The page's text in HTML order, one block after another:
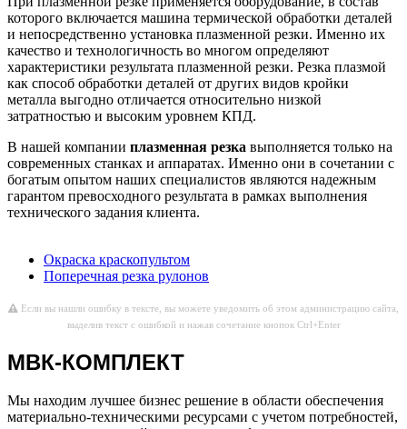
которого включается машина термической обработки деталей
и непосредственно установка плазменной резки. Именно их
качество и технологичность во многом определяют
характеристики результата плазменной резки. Резка плазмой
как способ обработки деталей от других видов кройки
металла выгодно отличается относительно низкой
затратностью и высоким уровнем КПД.
В нашей компании плазменная резка выполняется только на
современных станках и аппаратах. Именно они в сочетании с
богатым опытом наших специалистов являются надежным
гарантом превосходного результата в рамках выполнения
технического задания клиента.
Окраска краскопультом
Поперечная резка рулонов
Если вы нашли ошибку в тексте, вы можете уведомить об этом администрацию сайта,
выделив текст с ошибкой и нажав сочетание кнопок Ctrl+Enter
МВК-КОМПЛЕКТ
Мы находим лучшее бизнес решение в области обеспечения
материально-техническими ресурсами с учетом потребностей,